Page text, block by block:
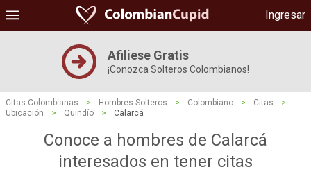
Ingresar
Afiliese Gratis
¡Conozca Solteros Colombianos!
Citas Colombianas > Hombres Solteros > Colombiano > Citas
>
Ubicación
> Quindío > Calarcá
Conoce a hombres de Calarcá
interesados ​​en tener citas